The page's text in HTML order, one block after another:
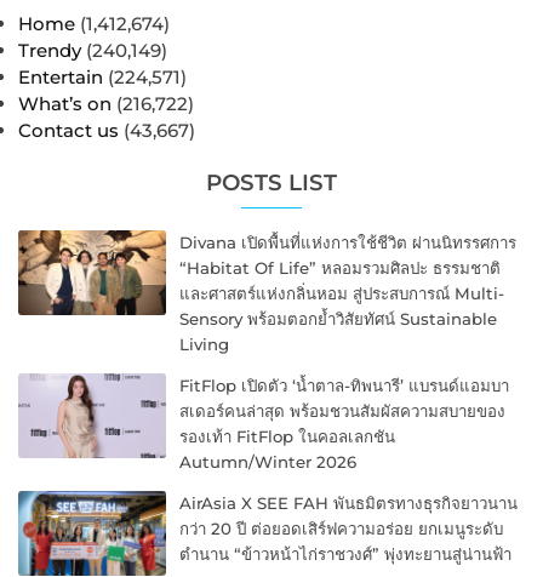
Home (1,412,674)
Trendy (240,149)
Entertain (224,571)
What’s on (216,722)
Contact us (43,667)
POSTS LIST
Divana เปิดพื้นที่แห่งการใช้ชีวิต ผ่านนิทรรศการ
“Habitat Of Life” หลอมรวมศิลปะ ธรรมชาติ
และศาสตร์แห่งกลิ่นหอม สู่ประสบการณ์ Multi-
Sensory พร้อมตอกย้ำวิสัยทัศน์ Sustainable
Living
FitFlop เปิดตัว ‘น้ำตาล-ทิพนารี’ แบรนด์แอมบา
สเดอร์คนล่าสุด พร้อมชวนสัมผัสความสบายของ
รองเท้า FitFlop ในคอลเลกชัน
Autumn/Winter 2026
AirAsia X SEE FAH พันธมิตรทางธุรกิจยาวนาน
กว่า 20 ปี ต่อยอดเสิร์ฟความอร่อย ยกเมนูระดับ
ตำนาน “ข้าวหน้าไก่ราชวงศ์” พุ่งทะยานสู่น่านฟ้า